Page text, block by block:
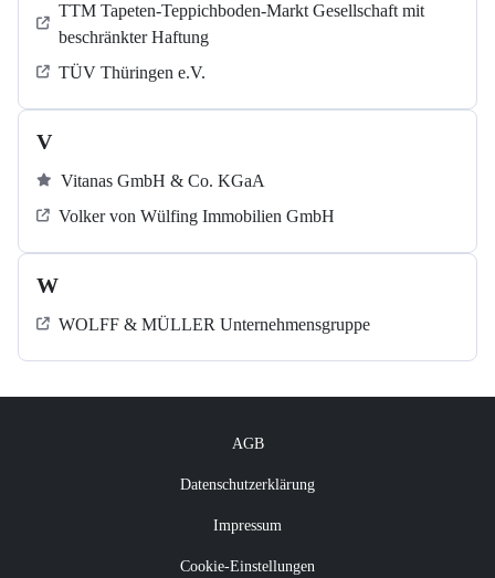
TTM Tapeten-Teppichboden-Markt Gesellschaft mit
beschränkter Haftung
TÜV Thüringen e.V.
V
Vitanas GmbH & Co. KGaA
Volker von Wülfing Immobilien GmbH
W
WOLFF & MÜLLER Unternehmensgruppe
AGB
Datenschutzerklärung
Impressum
Cookie-Einstellungen